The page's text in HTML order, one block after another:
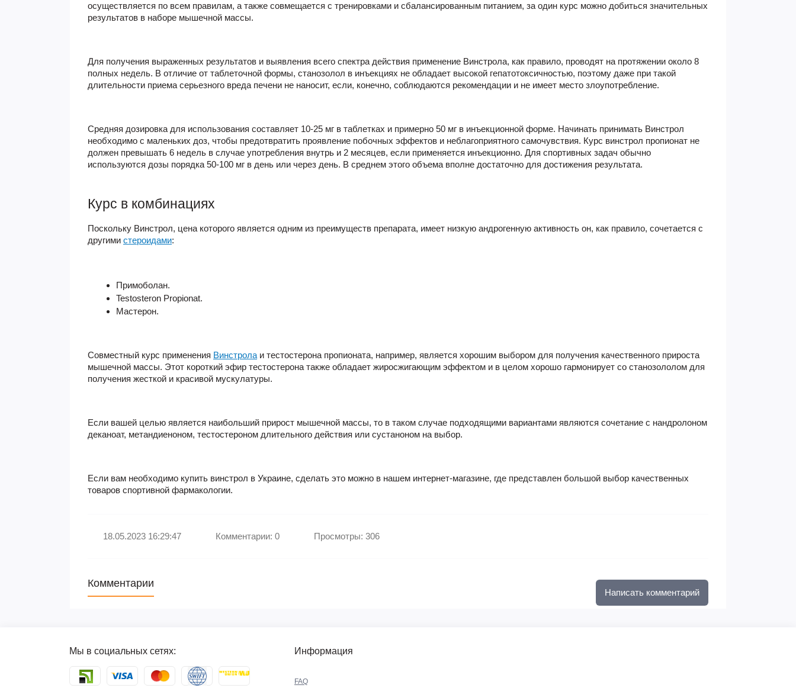
осуществляется по всем правилам, а также совмещается с тренировками и сбалансированным питанием, за один курс можно добиться значительных
результатов в наборе мышечной массы.
Для получения выраженных результатов и выявления всего спектра действия применение Винстрола, как правило, проводят на протяжении около 8
полных недель. В отличие от таблеточной формы, станозолол в инъекциях не обладает высокой гепатотоксичностью, поэтому даже при такой
длительности приема серьезного вреда печени не наносит, если, конечно, соблюдаются рекомендации и не имеет место злоупотребление.
Средняя дозировка для использования составляет 10-25 мг в таблетках и примерно 50 мг в инъекционной форме. Начинать принимать Винстрол
необходимо с маленьких доз, чтобы предотвратить проявление побочных эффектов и неблагоприятного самочувствия. Курс винстрол пропионат не
должен превышать 6 недель в случае употребления внутрь и 2 месяцев, если применяется инъекционно. Для спортивных задач обычно
используются дозы порядка 50-100 мг в день или через день. В среднем этого объема вполне достаточно для достижения результата.
Курс в комбинациях
Поскольку Винстрол, цена которого является одним из преимуществ препарата, имеет низкую андрогенную активность он, как правило, сочетается с
другими стероидами:
Примоболан.
Testosteron Propionat.
Мастерон.
Совместный курс применения Винстрола и тестостерона пропионата, например, является хорошим выбором для получения качественного прироста
мышечной массы. Этот короткий эфир тестостерона также обладает жиросжигающим эффектом и в целом хорошо гармонирует со станозололом для
получения жесткой и красивой мускулатуры.
Если вашей целью является наибольший прирост мышечной массы, то в таком случае подходящими вариантами являются сочетание с нандролоном
деканоат, метандиеноном, тестостероном длительного действия или сустаноном на выбор.
Если вам необходимо купить винстрол в Украине, сделать это можно в нашем интернет-магазине, где представлен большой выбор качественных
товаров спортивной фармакологии.
18.05.2023 16:29:47 Комментарии: 0 Просмотры: 306
Комментарии
Написать комментарий
Мы в социальных сетях: Информация
FAQ